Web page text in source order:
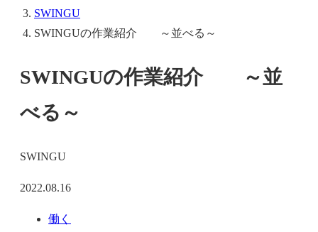
SWINGU
SWINGUの作業紹介 ～並べる～
SWINGUの作業紹介 ～並
べる～
SWINGU
2022.08.16
働く